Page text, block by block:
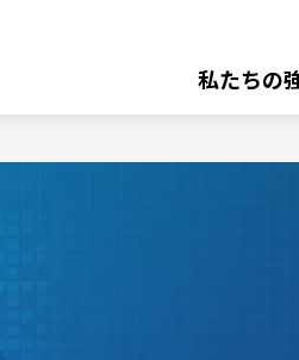
私たちの